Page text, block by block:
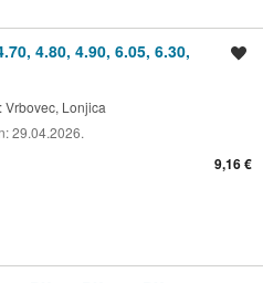
4.80, 4.90, 6.05, 6.30,
Vrbovec, Lonjica
29.04.2026.
9,16 €